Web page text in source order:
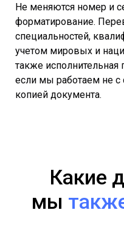
Не меняются номер и
форматирование.
специальностей,
учетом мировых и
также исполнительная
если мы работаем не с
копией документа.
Какие
мы